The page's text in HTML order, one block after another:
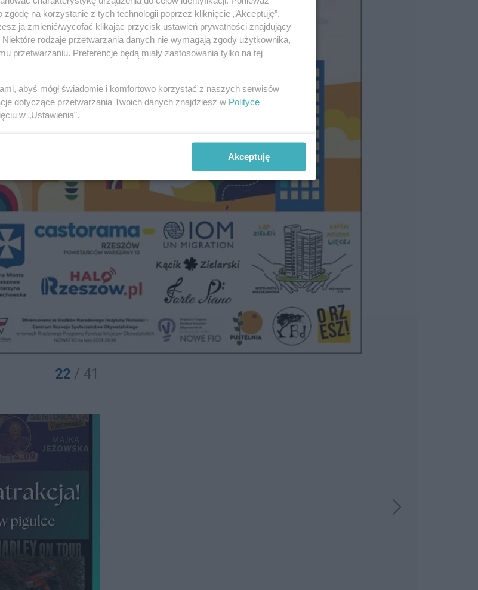
22 / 41
na korzystanie z tych technologii poprzez kliknięcie „Akceptuję”.
ją zmienić/wycofać klikając przycisk ustawień prywatności znajdujący
. Niektóre rodzaje przetwarzania danych nie wymagają zgody użytkownika,
przetwarzaniu. Preferencje będą miały zastosowania tylko na tej
abyś mógł świadomie i komfortowo korzystać z naszych serwisów
dotyczące przetwarzania Twoich danych znajdziesz w Polityce
w „Ustawienia”.
Akceptuję